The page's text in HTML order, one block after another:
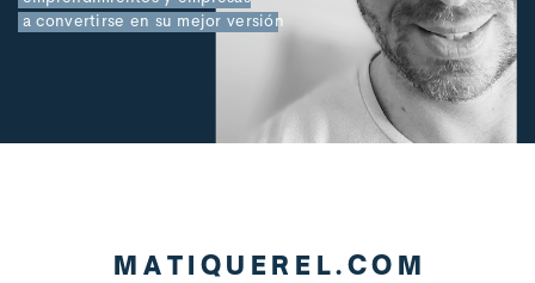
a convertirse en su mejor versión
MATIQUEREL.COM